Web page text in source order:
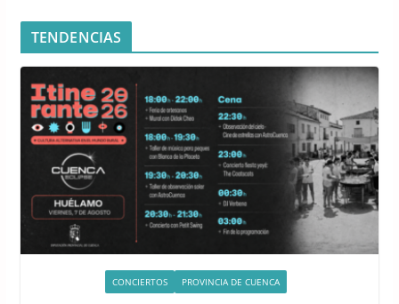
TENDENCIAS
CONCIERTOS PROVINCIA DE CUENCA